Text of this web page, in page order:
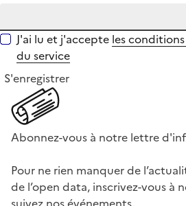
J'ai lu et j'accepte les
du service
S'enregistrer
Abonnez-vous à notre lettre
Pour ne rien manquer de
de l’open data, inscrivez-vous à